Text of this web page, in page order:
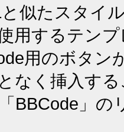
似たスタイ
用するテン
用のボタン
なく挿入す
BBCode」